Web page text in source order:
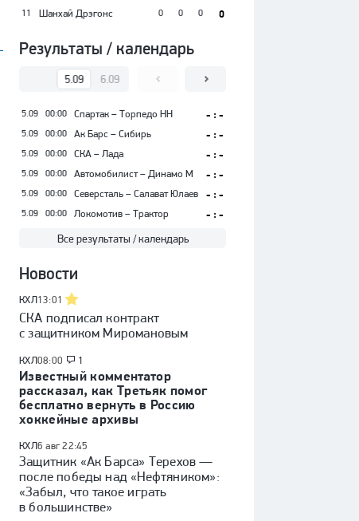
11 Шанхай Дрэгонс 0 0 0 0
Результаты / календарь
5.09 6.09
5.09 00:00 Спартак – Торпедо НН - : -
5.09 00:00 Ак Барс – Сибирь - : -
5.09 00:00 СКА – Лада - : -
5.09 00:00 Автомобилист – Динамо М - : -
5.09 00:00 Северсталь – Салават Юлаев - : -
5.09 00:00 Локомотив – Трактор
- : -
Все результаты / календарь
Новости
КХЛ13:01
СКА подписал контракт
с защитником Миромановым
КХЛ08:00 1
Известный комментатор
рассказал, как Третьяк помог
бесплатно вернуть в Россию
хоккейные архивы
КХЛ6 авг 22:45
Защитник «Ак Барса» Терехов —
после победы над «Нефтяником»:
«Забыл, что такое играть
в большинстве»